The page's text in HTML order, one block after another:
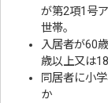
が第2項1号
世帯。
入居者が60
歳以上又は
同居者に小
か